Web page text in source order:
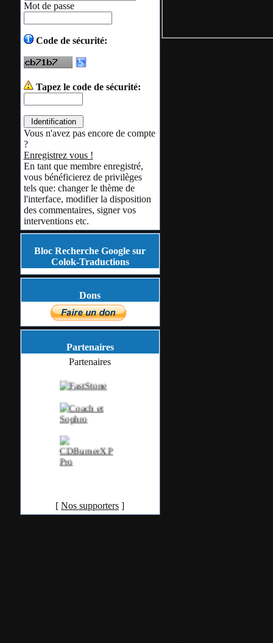
Mot de passe
Code de sécurité:
Tapez le code de sécurité:
Vous n'avez pas encore de compte
?
Enregistrez vous !
En tant que membre enregistré,
vous bénéficierez de privilèges
tels que: changer le thème de
l'interface, modifier la disposition
des commentaires, signer vos
interventions etc.
Bloc Recherche Google sur
Colok-Traductions
Dons
Partenaires
Partenaires
[ Nos supporters ]